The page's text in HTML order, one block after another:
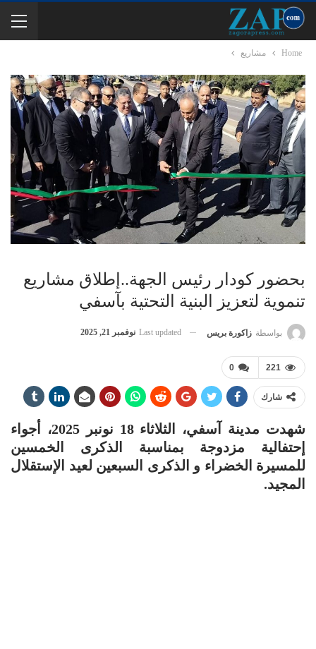
Home مشاريع
بحضور كودار رئيس الجهة..إطلاق مشاريع
تنموية لتعزيز البنية التحتية بآسفي
بواسطة زاكورة بريس Last updated نوفمبر 21, 2025
0 221
شارك
شهدت مدينة آسفي، الثلاثاء 18 نونبر 2025، أجواء
إحتفالية مزدوجة بمناسبة الذكرى الخمسين
للمسيرة الخضراء و الذكرى السبعين لعيد الإستقلال
المجيد.